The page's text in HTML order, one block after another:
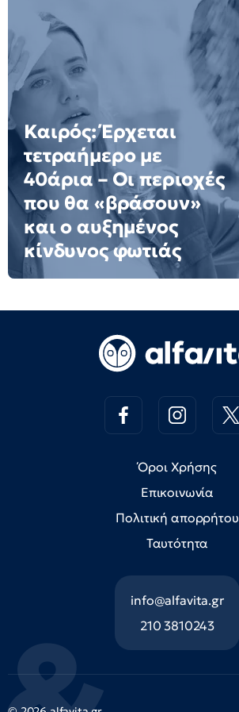
Καιρός: Έρχεται
τετραήμερο με
40άρια – Οι περιοχές
που θα «βράσουν»
και ο αυξημένος
κίνδυνος φωτιάς
Όροι Χρήσης
Επικοινωνία
Πολιτική απορρήτου
Ταυτότητα
info@alfavita.gr
210 3810243